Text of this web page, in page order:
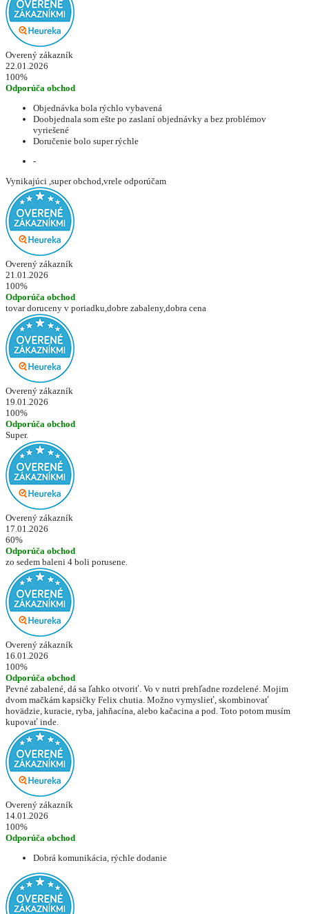
Overený zákazník
22.01.2026
100%
Odporúča obchod
Objednávka bola rýchlo vybavená
Doobjednala som ešte po zaslaní objednávky a bez problémov
vyriešené
Doručenie bolo super rýchle
-
Vynikajúci ,super obchod,vrele odporúčam
Overený zákazník
21.01.2026
100%
Odporúča obchod
tovar doruceny v poriadku,dobre zabaleny,dobra cena
Overený zákazník
19.01.2026
100%
Odporúča obchod
Super.
Overený zákazník
17.01.2026
60%
Odporúča obchod
zo sedem baleni 4 boli porusene.
Overený zákazník
16.01.2026
100%
Odporúča obchod
Pevné zabalené, dá sa ľahko otvoriť. Vo v nutri prehľadne rozdelené. Mojim
dvom mačkám kapsičky Felix chutia. Možno vymyslieť, skombinovať
hovädzie, kuracie, ryba, jahňacína, alebo kačacina a pod. Toto potom musím
kupovať inde.
Overený zákazník
14.01.2026
100%
Odporúča obchod
Dobrá komunikácia, rýchle dodanie